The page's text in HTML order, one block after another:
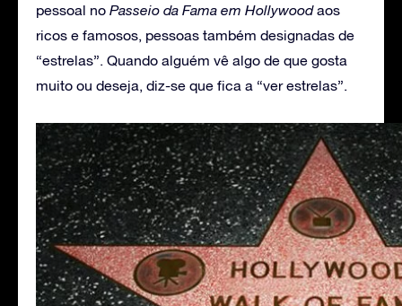
pessoal no Passeio da Fama em Hollywoodaos
ricos e famosos, pessoas também designadas de
“estrelas”. Quando alguém vê algo de que gosta
muito ou deseja, diz-se que fica a “ver estrelas”.